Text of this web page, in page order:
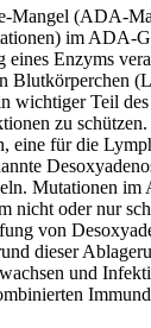
Mangel (ADA-
im ADA-
eines Enzyms
Blutkörperchen
wichtiger Teil
zu
eine für die
Mutationen
nicht oder nur
von
dieser
und